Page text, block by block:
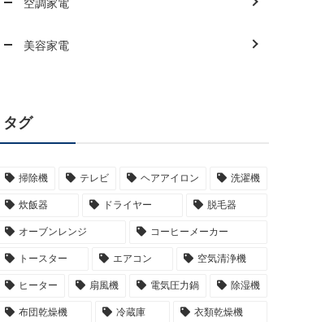
空調家電
美容家電
タグ
掃除機 テレビ ヘアアイロン 洗濯機
炊飯器 ドライヤー 脱毛器
オーブンレンジ コーヒーメーカー
トースター エアコン 空気清浄機
ヒーター 扇風機 電気圧力鍋 除湿機
布団乾燥機 冷蔵庫 衣類乾燥機